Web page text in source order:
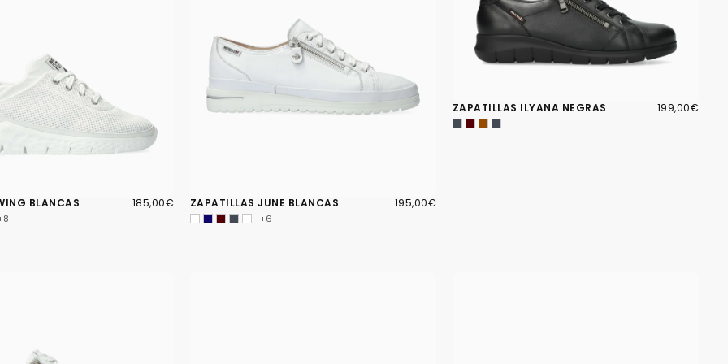
BLANCAS 185,00€
PRECIO
185,00€ ZAPATILLAS JUNE BLANCAS 195,00€
PRECIO
195,00€
+6
ZAPATILLAS ILYANA NEGRAS 199,00€
PRECIO
199,00€